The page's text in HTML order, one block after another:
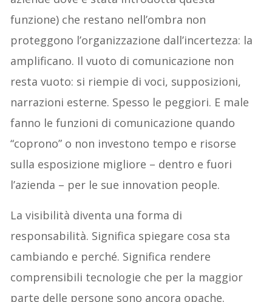
funzione) che restano nell’ombra non
proteggono l’organizzazione dall’incertezza: la
amplificano. Il vuoto di comunicazione non
resta vuoto: si riempie di voci, supposizioni,
narrazioni esterne. Spesso le peggiori. E male
fanno le funzioni di comunicazione quando
“coprono” o non investono tempo e risorse
sulla esposizione migliore – dentro e fuori
l’azienda – per le sue innovation people.
La visibilità diventa una forma di
responsabilità. Significa spiegare cosa sta
cambiando e perché. Significa rendere
comprensibili tecnologie che per la maggior
parte delle persone sono ancora opache.